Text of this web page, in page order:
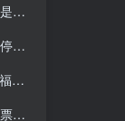
！
！
！
？